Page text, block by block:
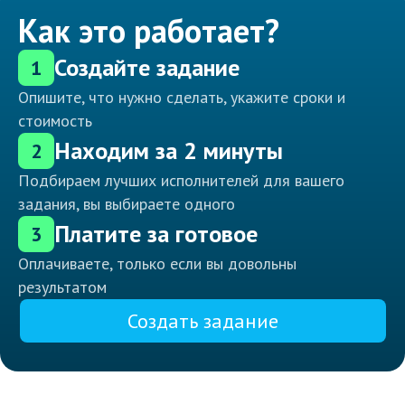
Как это работает?
1 Создайте задание
Опишите, что нужно сделать, укажите сроки и
стоимость
2 Находим за 2 минуты
Подбираем лучших исполнителей для вашего
задания, вы выбираете одного
3 Платите за готовое
Оплачиваете, только если вы довольны
результатом
Создать задание